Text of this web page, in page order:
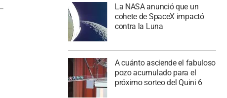
La NASA anunció que un
cohete de SpaceX impactó
contra la Luna
A cuánto asciende el fabuloso
pozo acumulado para el
próximo sorteo del Quini 6